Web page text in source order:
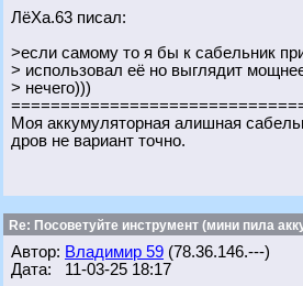
ЛёХа.63 писал:
>если самому то я бы к сабельник
> использовал её но выглядит
> нечего)))
Моя аккумуляторная алишная
дров не вариант точно.
Re: Посоветуйте инструмент (мини пила
Автор: Владимир 59 (78.36.146.---)
Дата: 11-03-25 18:17